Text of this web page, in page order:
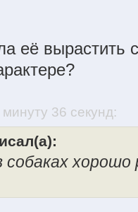
её вырастить
36 секунд:
хорошо